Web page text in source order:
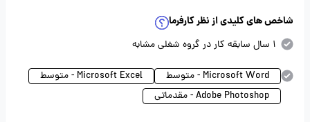
شاخص های کلیدی از نظر کارفرما
1 سال سابقه کار در گروه شغلی مشابه
Microsoft Word - متوسط
Microsoft Excel - متوسط
Adobe Photoshop - مقدماتی